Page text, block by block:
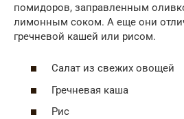
помидоров, заправленным
лимонным соком. А еще они
гречневой кашей или рисом.
Салат из свежих овощей
Гречневая каша
Рис